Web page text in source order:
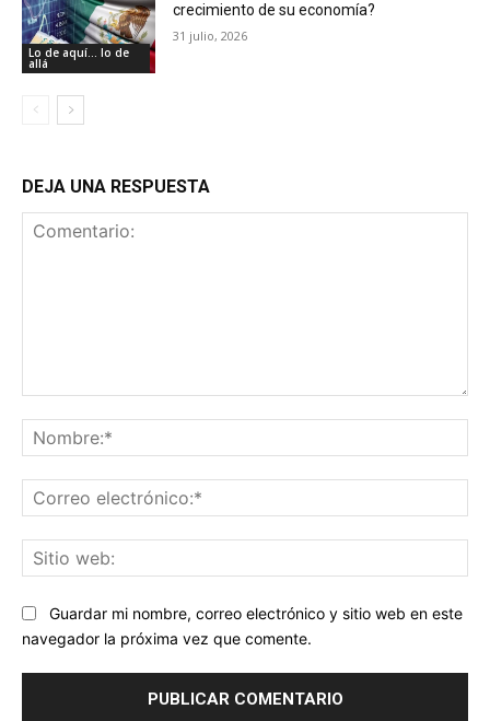
Lo de aquí... lo de
allá
crecimiento de su economía?
31 julio, 2026
DEJA UNA RESPUESTA
Guardar mi nombre, correo electrónico y sitio web en este
navegador la próxima vez que comente.